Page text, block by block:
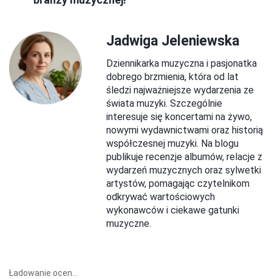
Jadwiga Jeleniewska
Dziennikarka muzyczna i pasjonatka
dobrego brzmienia, która od lat
śledzi najważniejsze wydarzenia ze
świata muzyki. Szczególnie
interesuje się koncertami na żywo,
nowymi wydawnictwami oraz historią
współczesnej muzyki. Na blogu
publikuje recenzje albumów, relacje z
wydarzeń muzycznych oraz sylwetki
artystów, pomagając czytelnikom
odkrywać wartościowych
wykonawców i ciekawe gatunki
muzyczne.
Ładowanie ocen...